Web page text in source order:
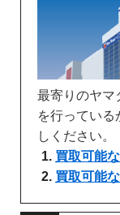
最寄りのヤマ
を行っている
しください。
買取可能
買取可能